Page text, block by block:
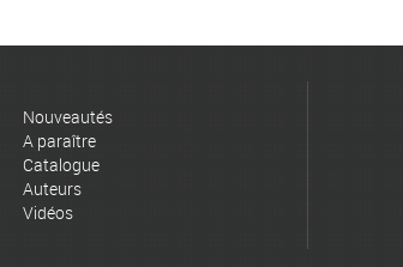
Nouveautés
A paraître
Catalogue
Auteurs
Vidéos